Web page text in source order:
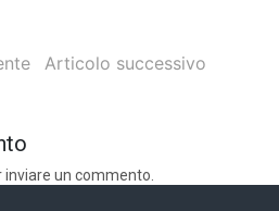
Articolo successivo
inviare un commento.